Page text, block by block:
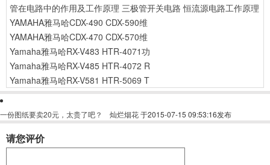
管在电路中的作用及工作原理 三极管开关电路 恒流源电路工作原理
YAMAHA雅马哈CDX-490 CDX-590维
YAMAHA雅马哈CDX-470 CDX-570维
Yamaha雅马哈RX-V483 HTR-4071功
Yamaha雅马哈RX-V485 HTR-4072 R
Yamaha雅马哈RX-V581 HTR-5069 T
一份图纸要卖20元，太贵了吧？ 灿烂烟花于2015-07-15 09:53:16发布
请您评价